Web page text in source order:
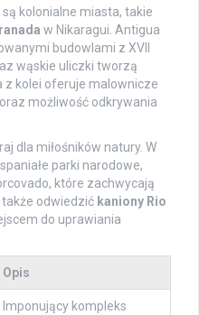
kolonialne miasta, takie
w Nikaragui. Antigua
budowlami z XVII
wąskie uliczki tworzą
z kolei oferuje malownicze
możliwość odkrywania
dla miłośników natury. W
parki narodowe,
które zachwycają
odwiedzić kaniony Rio
do uprawiania
Opis
Imponujący kompleks